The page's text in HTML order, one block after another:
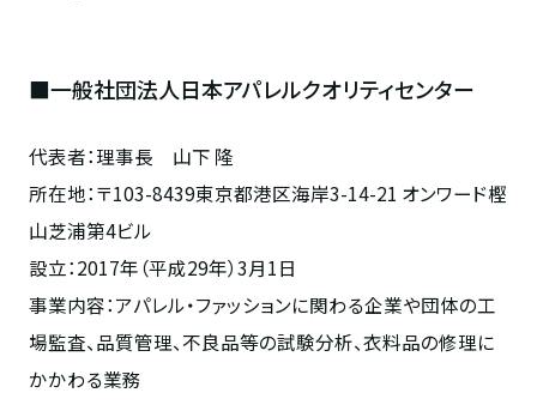
■一般社団法人日本アパレルクオリティセンター
代表者：理事長 山下 隆
所在地：〒103-8439東京都港区海岸3-14-21 オンワード樫
山芝浦第4ビル
設立：2017年（平成29年）3月1日
事業内容：アパレル・ファッションに関わる企業や団体の工
場監査、品質管理、不良品等の試験分析、衣料品の修理に
かかわる業務